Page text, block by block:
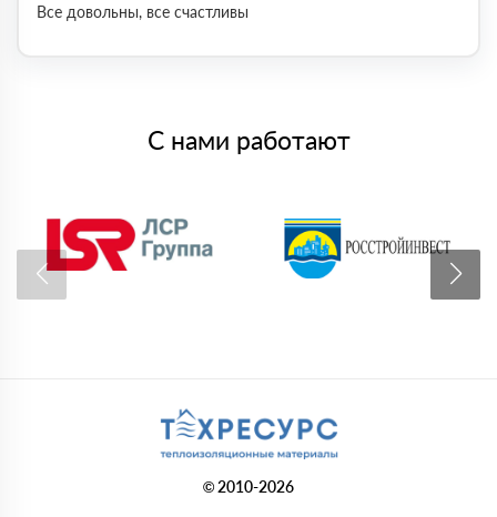
Все довольны, все счастливы
С нами работают
© 2010-2026